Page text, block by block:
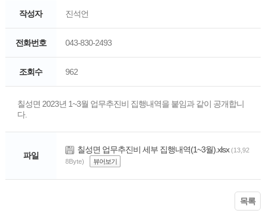
작성자 진석언
전화번호 043-830-2493
조회수 962
칠성면 2023년 1~3월 업무추진비 집행내역을 붙임과 같이 공개합니
다.
파일
칠성면 업무추진비 세부 집행내역(1~3월).xlsx (13,92
8Byte)
뷰어보기
목록